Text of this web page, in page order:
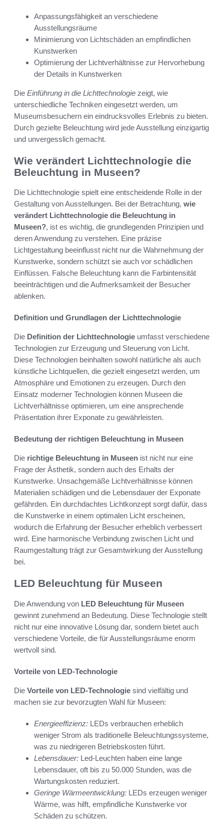
Anpassungsfähigkeit an verschiedene
Ausstellungsräume
Minimierung von Lichtschäden an empfindlichen
Kunstwerken
Optimierung der Lichtverhältnisse zur Hervorhebung
der Details in Kunstwerken
Die Einführung in die Lichttechnologie zeigt, wie
unterschiedliche Techniken eingesetzt werden, um
Museumsbesuchern ein eindrucksvolles Erlebnis zu bieten.
Durch gezielte Beleuchtung wird jede Ausstellung einzigartig
und unvergesslich gemacht.
Wie verändert Lichttechnologie die
Beleuchtung in Museen?
Die Lichttechnologie spielt eine entscheidende Rolle in der
Gestaltung von Ausstellungen. Bei der Betrachtung, wie
verändert Lichttechnologie die Beleuchtung in
Museen?, ist es wichtig, die grundlegenden Prinzipien und
deren Anwendung zu verstehen. Eine präzise
Lichtgestaltung beeinflusst nicht nur die Wahrnehmung der
Kunstwerke, sondern schützt sie auch vor schädlichen
Einflüssen. Falsche Beleuchtung kann die Farbintensität
beeinträchtigen und die Aufmerksamkeit der Besucher
ablenken.
Definition und Grundlagen der Lichttechnologie
Die Definition der Lichttechnologie umfasst verschiedene
Technologien zur Erzeugung und Steuerung von Licht.
Diese Technologien beinhalten sowohl natürliche als auch
künstliche Lichtquellen, die gezielt eingesetzt werden, um
Atmosphäre und Emotionen zu erzeugen. Durch den
Einsatz moderner Technologien können Museen die
Lichtverhältnisse optimieren, um eine ansprechende
Präsentation ihrer Exponate zu gewährleisten.
Bedeutung der richtigen Beleuchtung in Museen
Die richtige Beleuchtung in Museen ist nicht nur eine
Frage der Ästhetik, sondern auch des Erhalts der
Kunstwerke. Unsachgemäße Lichtverhältnisse können
Materialien schädigen und die Lebensdauer der Exponate
gefährden. Ein durchdachtes Lichtkonzept sorgt dafür, dass
die Kunstwerke in einem optimalen Licht erscheinen,
wodurch die Erfahrung der Besucher erheblich verbessert
wird. Eine harmonische Verbindung zwischen Licht und
Raumgestaltung trägt zur Gesamtwirkung der Ausstellung
bei.
LED Beleuchtung für Museen
Die Anwendung von LED Beleuchtung für Museen
gewinnt zunehmend an Bedeutung. Diese Technologie stellt
nicht nur eine innovative Lösung dar, sondern bietet auch
verschiedene Vorteile, die für Ausstellungsräume enorm
wertvoll sind.
Vorteile von LED-Technologie
Die Vorteile von LED-Technologie sind vielfältig und
machen sie zur bevorzugten Wahl für Museen:
Energieeffizienz: LEDs verbrauchen erheblich
weniger Strom als traditionelle Beleuchtungssysteme,
was zu niedrigeren Betriebskosten führt.
Lebensdauer: Led-Leuchten haben eine lange
Lebensdauer, oft bis zu 50.000 Stunden, was die
Wartungskosten reduziert.
Geringe Wärmeentwicklung: LEDs erzeugen weniger
Wärme, was hilft, empfindliche Kunstwerke vor
Schäden zu schützen.